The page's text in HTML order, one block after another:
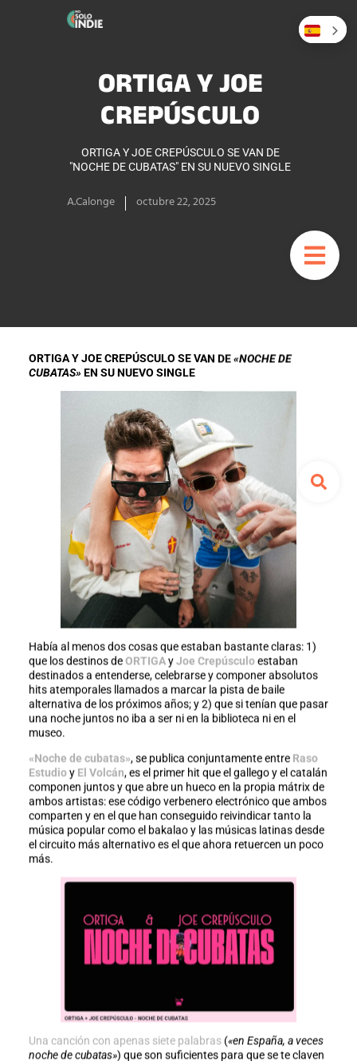
ORTIGA Y JOE
CREPÚSCULO
ORTIGA Y JOE CREPÚSCULO SE VAN DE
"NOCHE DE CUBATAS" EN SU NUEVO SINGLE
A.Calonge octubre 22, 2025
ORTIGA Y JOE CREPÚSCULO SE VAN DE«NOCHE DE
CUBATAS» EN SU NUEVO SINGLE
Había al menos dos cosas que estaban bastante claras: 1)
que los destinos deORTIGAyJoe Crepúsculoestaban
destinados a entenderse, celebrarse y componer absolutos
hits atemporales llamados a marcar la pista de baile
alternativa de los próximos años; y 2) que si tenían que pasar
una noche juntos no iba a ser ni en la biblioteca ni en el
museo.
«Noche de cubatas», se publica conjuntamente entre Raso
Estudioy El Volcán, es el primer hit que el gallego y el catalán
componen juntos y que abre un hueco en la propia mátrix de
ambos artistas: ese código verbenero electrónico que ambos
comparten y en el que han conseguido reivindicar tanto la
música popular como el bakalao y las músicas latinas desde
el circuito más alternativo es el que ahora retuercen un poco
más.
Una canción con apenas siete palabras(«en España, a veces
noche de cubatas») que son suficientes para que se te claven